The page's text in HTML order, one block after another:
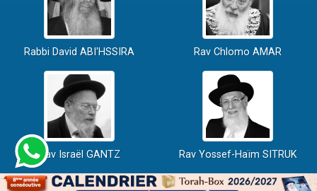
Rabbi David ABI'HSSIRA Rav Chlomo AMAR
Rav Israël GANTZ Rav Yossef-Haïm SITRUK